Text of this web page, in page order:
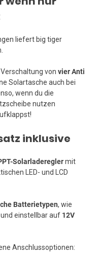
liefert big tiger
vonvier Anti
Solartasche auch bei
wenn du die
nutzen
inklusive
Solarladereglermit
LED- und LCD
Batterietypen, wie
und einstellbar auf 12V
Anschlussoptionen: